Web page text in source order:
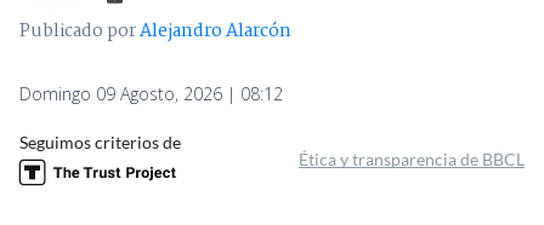
Publicado porAlejandro Alarcón
Domingo 09 Agosto, 2026 | 08:12
Seguimos criterios de
Ética y transparencia de BBCL